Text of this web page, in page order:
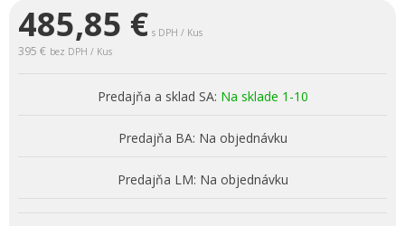
485,85 € s DPH / Kus
395 € bez DPH / Kus
Predajňa a sklad SA: Na sklade 1-10
Predajňa BA: Na objednávku
Predajňa LM: Na objednávku